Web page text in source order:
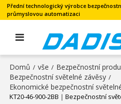
Přední technologický výrobce
průmyslovou automatizaci
Domů / vše / Bezpečnostní
Bezpečnostní světelné závěsy /
Ekonomické bezpečnostní
KT20-46-900-2BB｜Bezpečnostní